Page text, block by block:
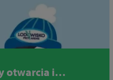
otwarcia i